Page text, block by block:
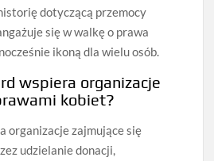
dotyczącą przemocy
się w walkę o prawa
ikoną dla wielu osób.
wspiera organizacje
kobiet?
organizacje zajmujące się
udzielanie donacji,